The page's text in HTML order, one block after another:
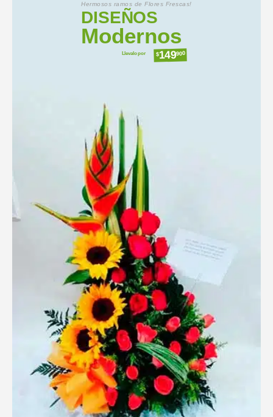
Hermosos ramos de Flores Frescas!
DISEÑOS
Modernos
Llevalo por $149900